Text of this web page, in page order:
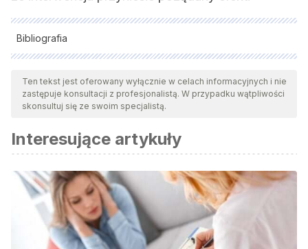
Bibliografia
Wszystkie cytowane źródła zostały gruntownie
przeanalizowane przez nasz zespół w celu zapewnienia ich
jakości, wiarygodności, aktualności i ważności. Bibliografia
względem naukowym lub akademickim.
Cipriani, A., Furukawa, T. A., Salanti, G., Chaimani, A.,
Atkinson, L. Z., Ogawa, Y., … & Geddes, J. R. (2018).
Comparative efficacy and acceptability of 21
antidepressant drugs for the acute treatment of adults with
major depressive disorder: a systematic review and
Ten tekst jest oferowany wyłącznie w celach informacyjnych i nie
zastępuje konsultacji z profesjonalistą. W przypadku wątpliwości
skonsultuj się ze swoim specjalistą.
Interesujące artykuły